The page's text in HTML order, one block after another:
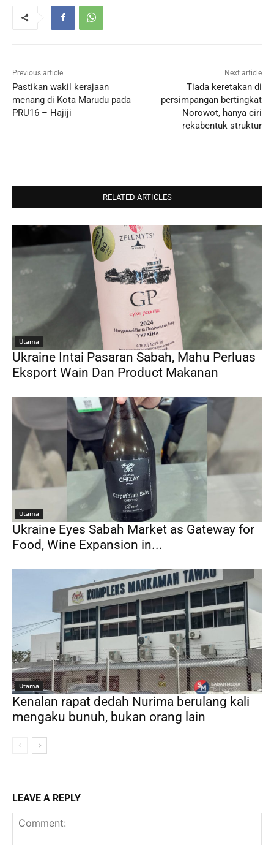
Previous article
Pastikan wakil kerajaan
menang di Kota Marudu pada
PRU16 – Hajiji
Next article
Tiada keretakan di
persimpangan bertingkat
Norowot, hanya ciri
rekabentuk struktur
RELATED ARTICLES
Utama
Ukraine Intai Pasaran Sabah, Mahu Perluas
Eksport Wain Dan Product Makanan
Utama
Ukraine Eyes Sabah Market as Gateway for
Food, Wine Expansion in...
Utama
Kenalan rapat dedah Nurima berulang kali
mengaku bunuh, bukan orang lain
LEAVE A REPLY